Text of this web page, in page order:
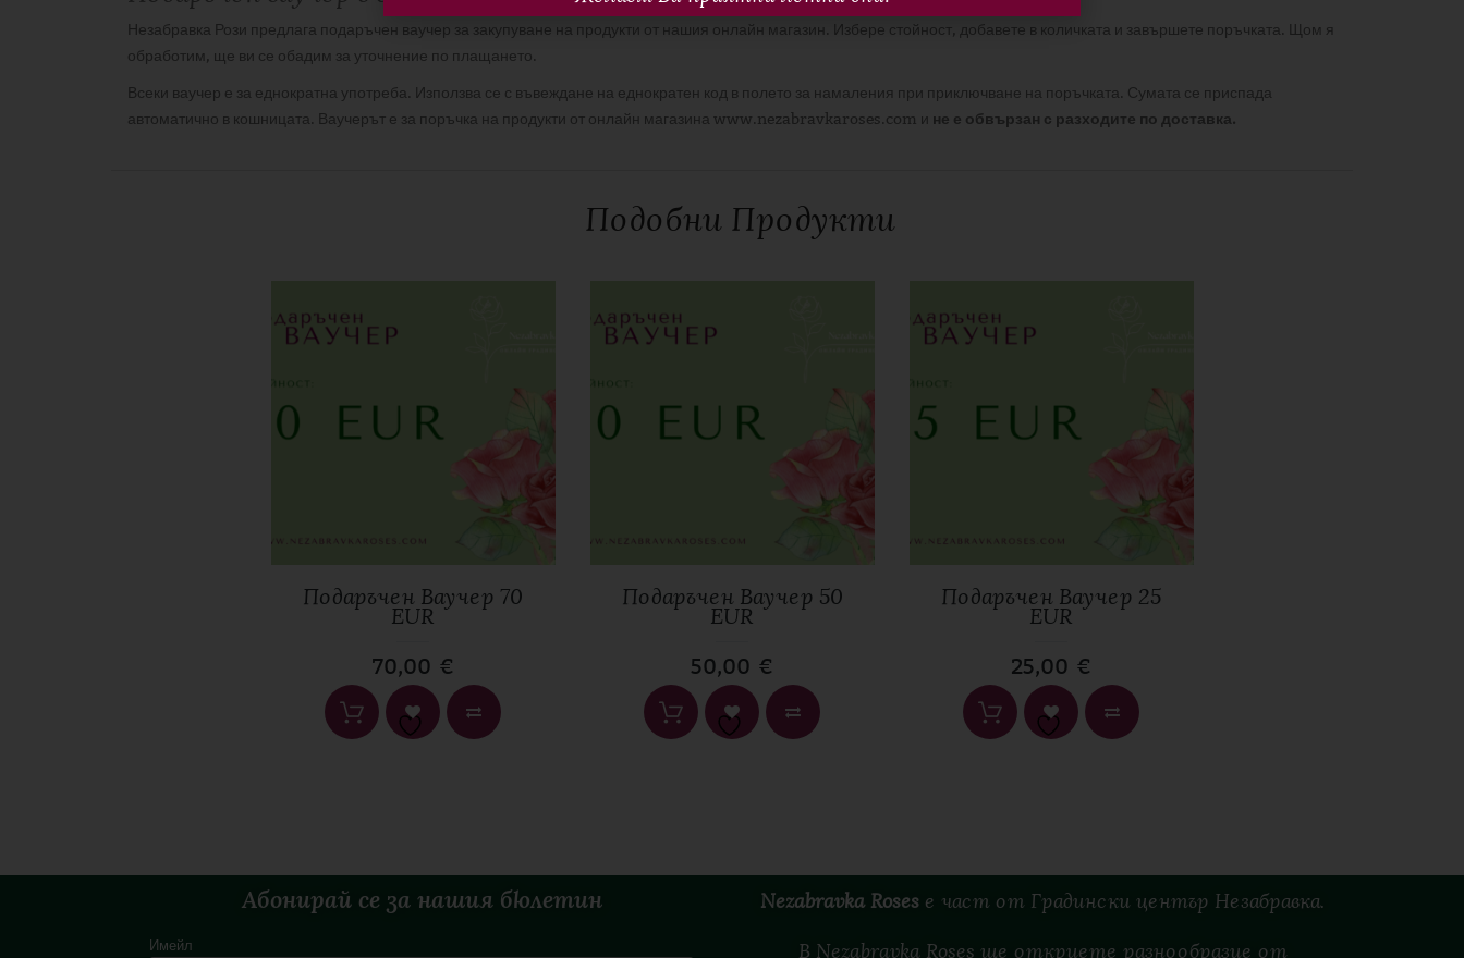
Незабравка Рози предлага подаръчен ваучер за закупуване на продукти от нашия онлайн магазин. Избере стойност, добавете в количката и завършете поръчката. Щом я
обработим, ще ви се обадим за уточнение по плащането.
Всеки ваучер е за еднократна употреба. Използва се с въвеждане на еднократен код в полето за намаления при приключване на поръчката. Сумата се приспада
автоматично в кошницата. Ваучерът е за поръчка на продукти от онлайн магазина www.nezabravkaroses.com и не е обвързан с разходите по доставка.
Подобни Продукти
Подаръчен Ваучер 70
EUR
70,00 €
Подаръчен Ваучер 50
EUR
50,00 €
Подаръчен Ваучер 25
EUR
25,00 €
Абонирай се за нашия бюлетин
Имейл
Nezabravka Roses е част от Градински център Незабравка.
В Nezabravka Roses ще откриете разнообразие от